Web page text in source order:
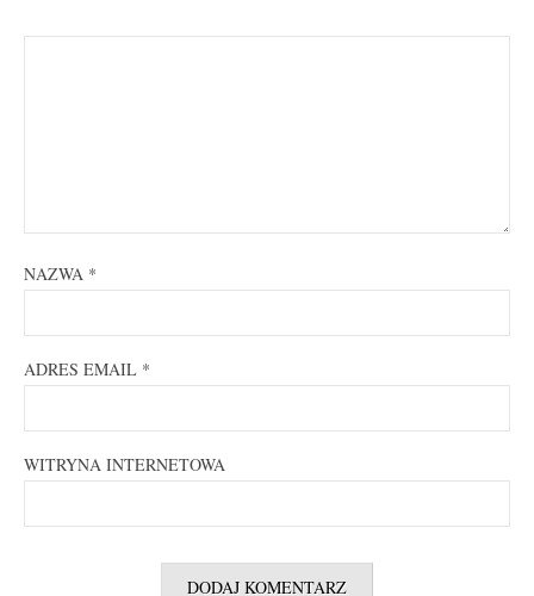
NAZWA *
ADRES EMAIL *
WITRYNA INTERNETOWA